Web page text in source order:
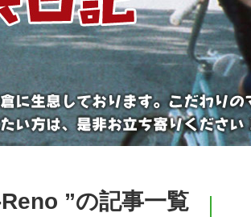
”の記事一覧